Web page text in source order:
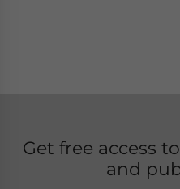
Get free access
and